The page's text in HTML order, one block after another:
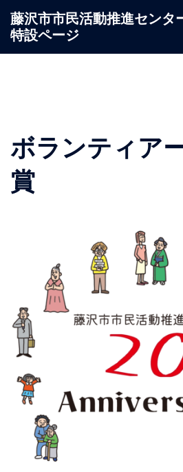
藤沢市市民活動推進センタ
特設ページ
ボランティア
賞